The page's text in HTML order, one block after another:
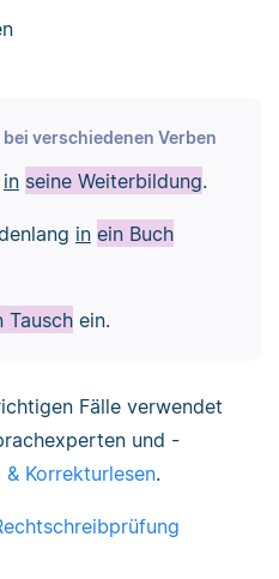
bei verschiedenen Verben
in seine Weiterbildung.
in ein Buch
Tauschein.
Fälle verwendet
und -
Korrekturlesen.